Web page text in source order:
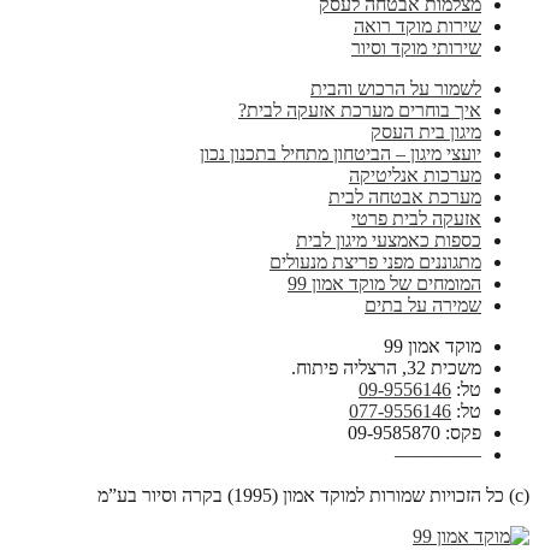
מצלמות אבטחה לעסק
שירות מוקד רואה
שירותי מוקד וסיור
לשמור על הרכוש והבית
איך בוחרים מערכת אזעקה לבית?
מיגון בית העסק
יועצי מיגון – הביטחון מתחיל בתכנון נכון
מערכות אנליטיקה
מערכת אבטחה לבית
אזעקה לבית פרטי
כספות כאמצעי מיגון לבית
מתגוננים מפני פריצת מנעולים
המומחים של מוקד אמון 99
שמירה על בתים
מוקד אמון 99
משכית 32, הרצליה פיתוח.
טל: 09-9556146
טל: 077-9556146
פקס: 09-9585870
————–
(c) כל הזכויות שמורות למוקד אמון (1995) בקרה וסיור בע”מ